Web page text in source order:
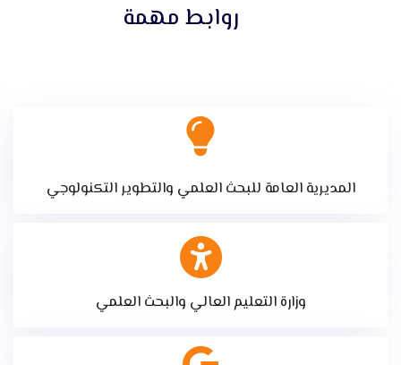
روابط مهمة
المديرية العامة للبحث العلمي والتطوير التكنولوجي
وزارة التعليم العالي والبحث العلمي